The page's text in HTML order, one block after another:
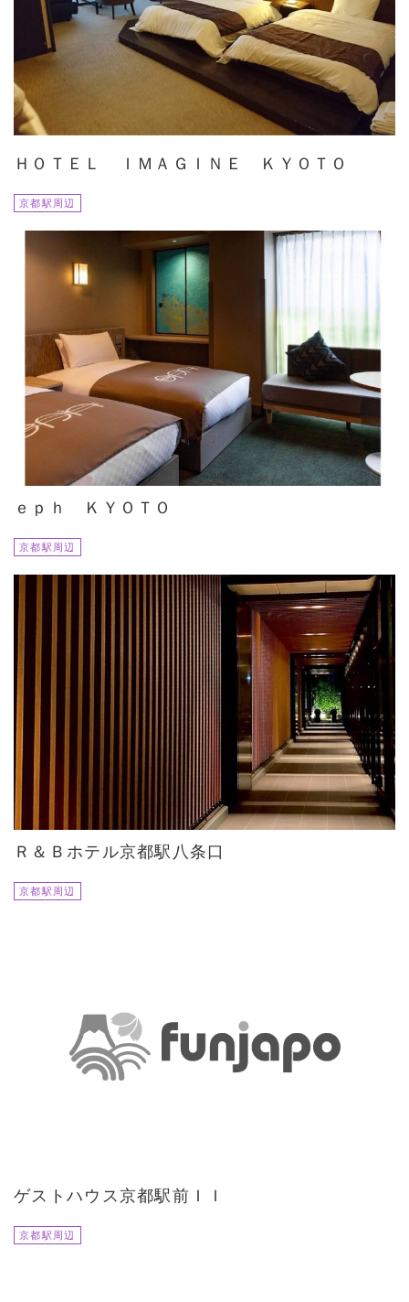
ＨＯＴＥＬ ＩＭＡＧＩＮＥ ＫＹＯＴＯ
京都駅周辺
ｅｐｈ ＫＹＯＴＯ
京都駅周辺
Ｒ＆Ｂホテル京都駅八条口
京都駅周辺
ゲストハウス京都駅前ＩＩ
京都駅周辺